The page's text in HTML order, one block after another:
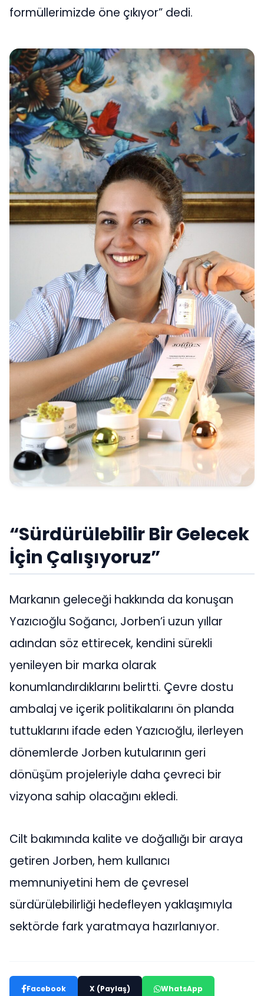
formüllerimizde öne çıkıyor” dedi.
“Sürdürülebilir Bir Gelecek
İçin Çalışıyoruz”
Markanın geleceği hakkında da konuşan
Yazıcıoğlu Soğancı, Jorben’i uzun yıllar
adından söz ettirecek, kendini sürekli
yenileyen bir marka olarak
konumlandırdıklarını belirtti. Çevre dostu
ambalaj ve içerik politikalarını ön planda
tuttuklarını ifade eden Yazıcıoğlu, ilerleyen
dönemlerde Jorben kutularının geri
dönüşüm projeleriyle daha çevreci bir
vizyona sahip olacağını ekledi.
Cilt bakımında kalite ve doğallığı bir araya
getiren Jorben, hem kullanıcı
memnuniyetini hem de çevresel
sürdürülebilirliği hedefleyen yaklaşımıyla
sektörde fark yaratmaya hazırlanıyor.
Facebook X (Paylaş) WhatsApp